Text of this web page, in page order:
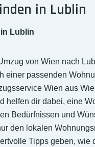
in Lublin
Lublin
von Wien nach
einer passenden
Wien aus
helfen dir dabei, eine
Bedürfnissen und
den lokalen
Tipps geben, wie